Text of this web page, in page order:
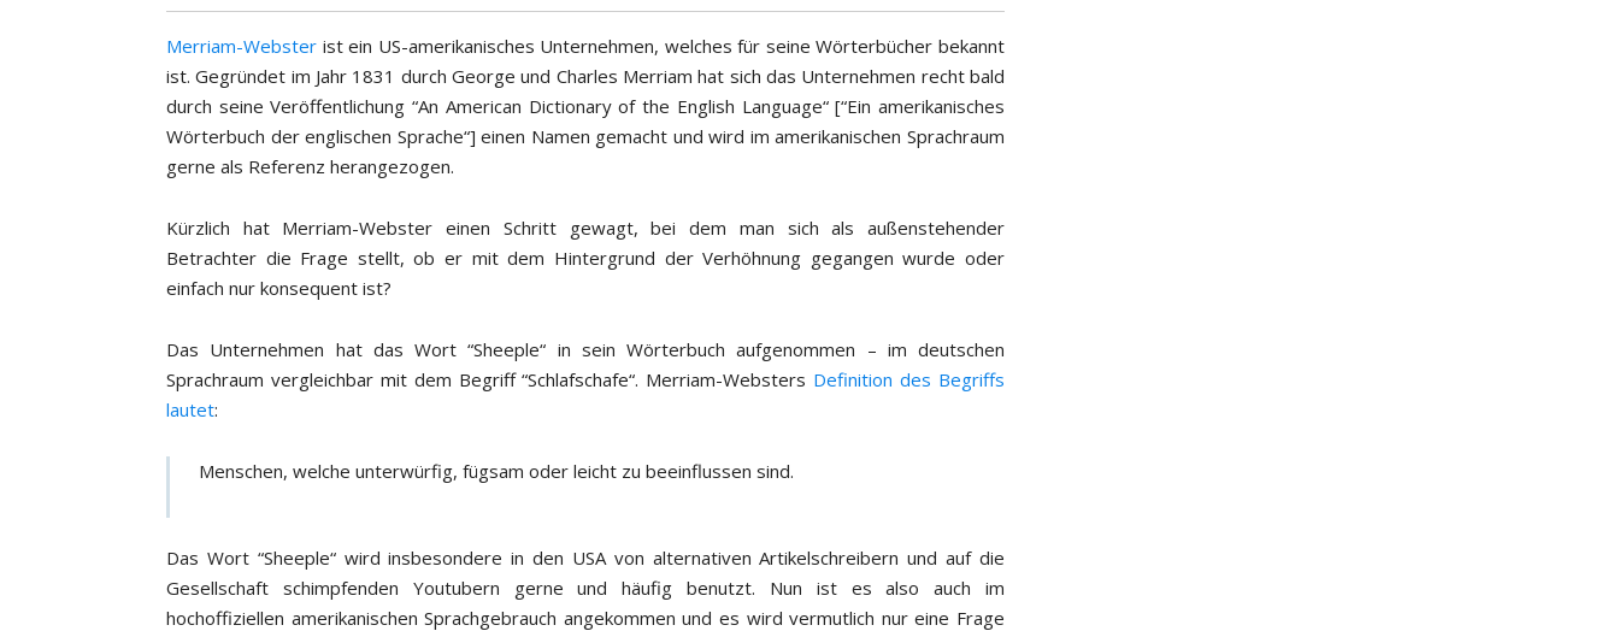
Merriam-Webster ist ein US-amerikanisches Unternehmen, welches für seine Wörterbücher bekannt
ist. Gegründet im Jahr 1831 durch George und Charles Merriam hat sich das Unternehmen recht bald
durch seine Veröffentlichung “An American Dictionary of the English Language“ [“Ein amerikanisches
Wörterbuch der englischen Sprache“] einen Namen gemacht und wird im amerikanischen Sprachraum
gerne als Referenz herangezogen.
Kürzlich hat Merriam-Webster einen Schritt gewagt, bei dem man sich als außenstehender
Betrachter die Frage stellt, ob er mit dem Hintergrund der Verhöhnung gegangen wurde oder
einfach nur konsequent ist?
Das Unternehmen hat das Wort “Sheeple“ in sein Wörterbuch aufgenommen – im deutschen
Sprachraum vergleichbar mit dem Begriff “Schlafschafe“. Merriam-Websters Definition des Begriffs
lautet:
Menschen, welche unterwürfig, fügsam oder leicht zu beeinflussen sind.
Das Wort “Sheeple“ wird insbesondere in den USA von alternativen Artikelschreibern und auf die
Gesellschaft schimpfenden Youtubern gerne und häufig benutzt. Nun ist es also auch im
hochoffiziellen amerikanischen Sprachgebrauch angekommen und es wird vermutlich nur eine Frage